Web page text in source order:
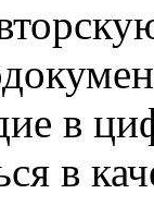
в
в